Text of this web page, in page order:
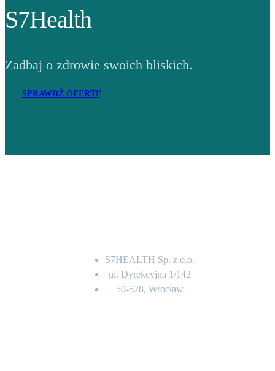
S7Health
Zadbaj o zdrowie swoich bliskich.
SPRAWDŹ OFERTĘ
S7HEALTH Sp. z o.o.
ul. Dyrekcyjna 1/142
50-528, Wrocław